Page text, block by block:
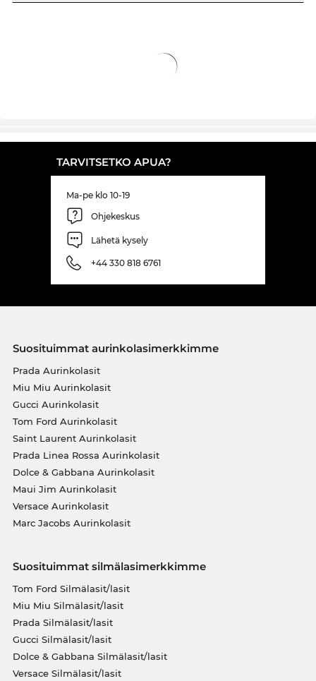
TARVITSETKO APUA?
Ma-pe klo 10-19
Ohjekeskus
Lähetä kysely
+44 330 818 6761
Suosituimmat aurinkolasimerkkimme
Prada Aurinkolasit
Miu Miu Aurinkolasit
Gucci Aurinkolasit
Tom Ford Aurinkolasit
Saint Laurent Aurinkolasit
Prada Linea Rossa Aurinkolasit
Dolce & Gabbana Aurinkolasit
Maui Jim Aurinkolasit
Versace Aurinkolasit
Marc Jacobs Aurinkolasit
Suosituimmat silmälasimerkkimme
Tom Ford Silmälasit/lasit
Miu Miu Silmälasit/lasit
Prada Silmälasit/lasit
Gucci Silmälasit/lasit
Dolce & Gabbana Silmälasit/lasit
Versace Silmälasit/lasit